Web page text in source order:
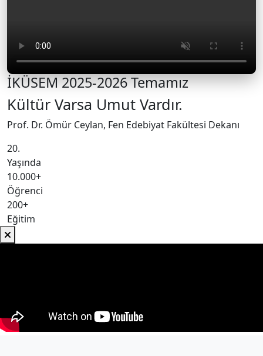
İKÜSEM 2025-2026 Temamız
Kültür Varsa Umut Vardır.
Prof. Dr. Ömür Ceylan, Fen Edebiyat Fakültesi Dekanı
20.
Yaşında
10.000+
Öğrenci
200+
Eğitim